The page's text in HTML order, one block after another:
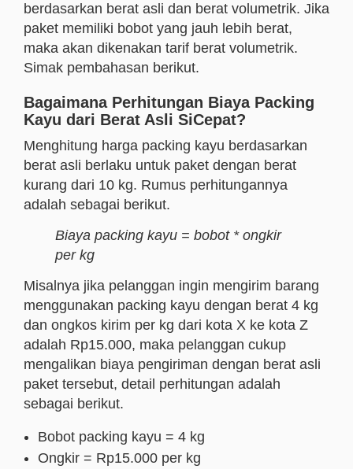
berdasarkan berat asli dan berat volumetrik. Jika
paket memiliki bobot yang jauh lebih berat,
maka akan dikenakan tarif berat volumetrik.
Simak pembahasan berikut.
Bagaimana Perhitungan Biaya Packing
Kayu dari Berat Asli SiCepat?
Menghitung harga packing kayu berdasarkan
berat asli berlaku untuk paket dengan berat
kurang dari 10 kg. Rumus perhitungannya
adalah sebagai berikut.
Biaya packing kayu = bobot * ongkir
per kg
Misalnya jika pelanggan ingin mengirim barang
menggunakan packing kayu dengan berat 4 kg
dan ongkos kirim per kg dari kota X ke kota Z
adalah Rp15.000, maka pelanggan cukup
mengalikan biaya pengiriman dengan berat asli
paket tersebut, detail perhitungan adalah
sebagai berikut.
Bobot packing kayu = 4 kg
Ongkir = Rp15.000 per kg